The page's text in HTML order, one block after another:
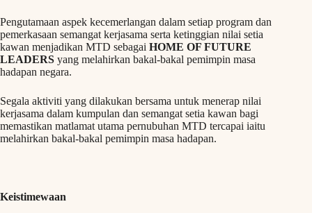
Pengutamaan aspek kecemerlangan dalam setiap program dan
pemerkasaan semangat kerjasama serta ketinggian nilai setia
kawan menjadikan MTD sebagai HOME OF FUTURE
LEADERS yang melahirkan bakal-bakal pemimpin masa
hadapan negara.
Segala aktiviti yang dilakukan bersama untuk menerap nilai
kerjasama dalam kumpulan dan semangat setia kawan bagi
memastikan matlamat utama pernubuhan MTD tercapai iaitu
melahirkan bakal-bakal pemimpin masa hadapan.
Keistimewaan